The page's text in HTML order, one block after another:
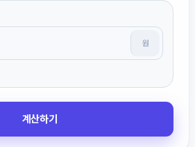
원
계산하기